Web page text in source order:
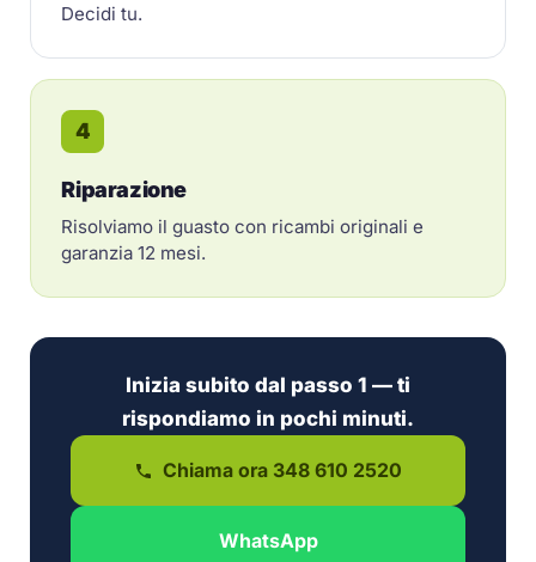
Decidi tu.
4
Riparazione
Risolviamo il guasto con ricambi originali e
garanzia 12 mesi.
Inizia subito dal passo 1 — ti
rispondiamo in pochi minuti.
Chiama ora 348 610 2520
WhatsApp